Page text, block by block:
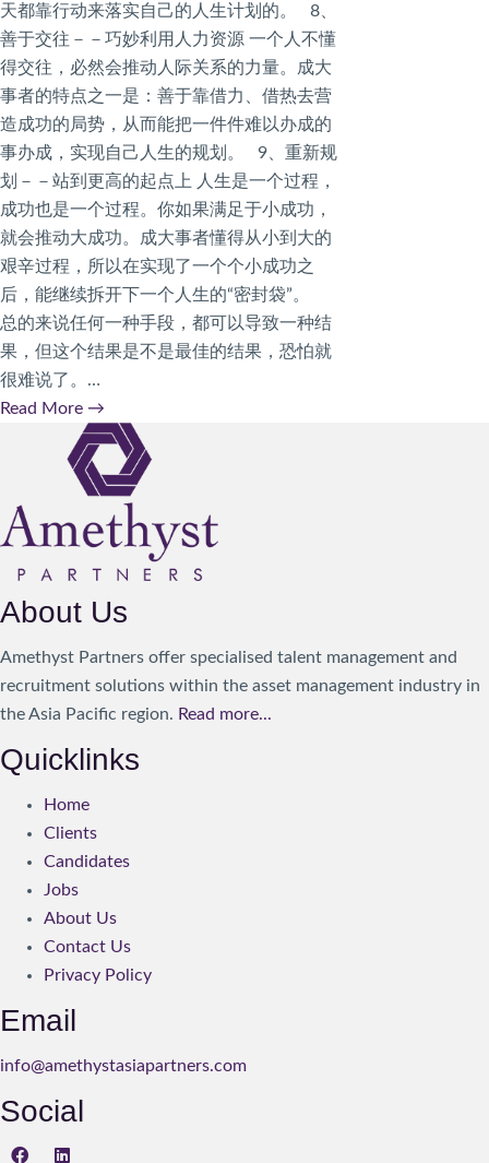
天都靠行动来落实自己的人生计划的。 8、
善于交往－－巧妙利用人力资源 一个人不懂
得交往，必然会推动人际关系的力量。成大
事者的特点之一是：善于靠借力、借热去营
造成功的局势，从而能把一件件难以办成的
事办成，实现自己人生的规划。 9、重新规
划－－站到更高的起点上 人生是一个过程，
成功也是一个过程。你如果满足于小成功，
就会推动大成功。成大事者懂得从小到大的
艰辛过程，所以在实现了一个个小成功之
后，能继续拆开下一个人生的“密封袋”。
总的来说任何一种手段，都可以导致一种结
果，但这个结果是不是最佳的结果，恐怕就
很难说了。…
Read More →
About Us
Amethyst Partners offer specialised talent management and
recruitment solutions within the asset management industry in
the Asia Pacific region. Read more...
Quicklinks
Home
Clients
Candidates
Jobs
About Us
Contact Us
Privacy Policy
Email
info@amethystasiapartners.com
Social